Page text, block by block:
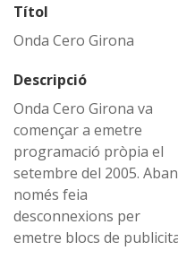
Títol
Onda Cero Girona
Descripció
Onda Cero Girona va
començar a emetre
programació pròpia el
setembre del 2005.
només feia
desconnexions per
emetre blocs de